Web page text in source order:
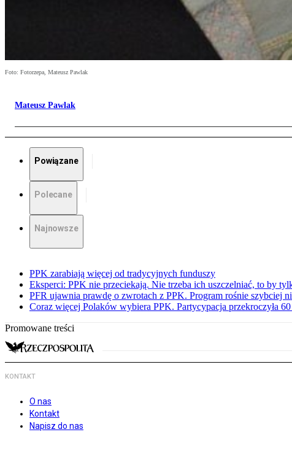
Foto: Fotorzepa, Mateusz Pawlak
Mateusz Pawlak
Powiązane
Polecane
Najnowsze
PPK zarabiają więcej od tradycyjnych funduszy
Eksperci: PPK nie przeciekają. Nie trzeba ich uszczelniać, to by
PFR ujawnia prawdę o zwrotach z PPK. Program rośnie szybciej
Coraz więcej Polaków wybiera PPK. Partycypacja przekroczyła
Promowane treści
KONTAKT
O nas
Kontakt
Napisz do nas